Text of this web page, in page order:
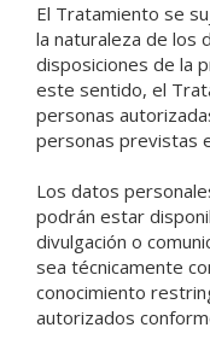
El Tratamiento se
la naturaleza de los
disposiciones de la
este sentido, el
personas
personas previstas
Los datos
podrán estar
divulgación o
sea técnicamente
conocimiento
autorizados